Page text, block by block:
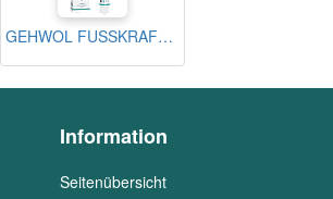
GEHWOL FUSSKRAFT® Intensiv Creme (Blau), 125 ml
Information
Seitenübersicht